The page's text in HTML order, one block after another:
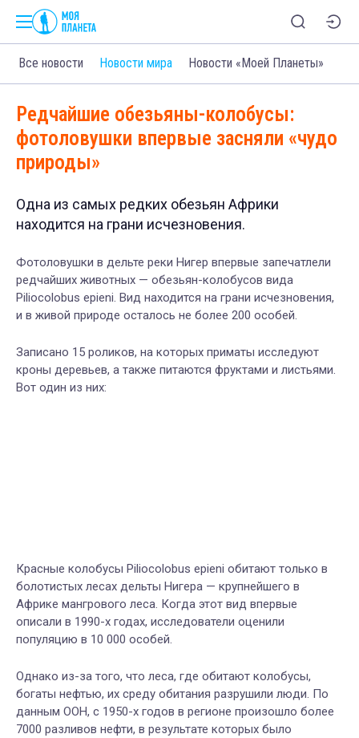
Все новости Новости мира Новости «Моей Планеты»
Редчайшие обезьяны-колобусы:
фотоловушки впервые засняли «чудо
природы»
Одна из самых редких обезьян Африки
находится на грани исчезновения.
Фотоловушки в дельте реки Нигер впервые запечатлели
редчайших животных — обезьян-колобусов вида
Piliocolobus epieni. Вид находится на грани исчезновения,
и в живой природе осталось не более 200 особей.
Записано 15 роликов, на которых приматы исследуют
кроны деревьев, а также питаются фруктами и листьями.
Вот один из них:
Красные колобусы Piliocolobus epieni обитают только в
болотистых лесах дельты Нигера — крупнейшего в
Африке мангрового леса. Когда этот вид впервые
описали в 1990-х годах, исследователи оценили
популяцию в 10 000 особей.
Однако из-за того, что леса, где обитают колобусы,
богаты нефтью, их среду обитания разрушили люди. По
данным ООН, с 1950-х годов в регионе произошло более
7000 разливов нефти, в результате которых было